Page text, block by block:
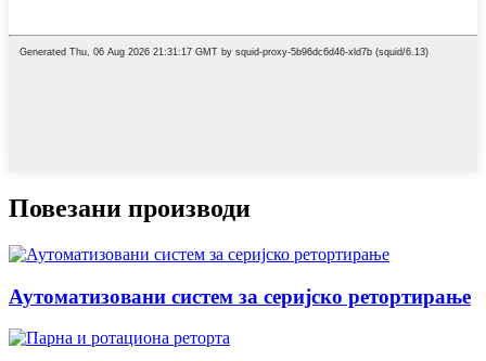
Повезани производи
Аутоматизовани систем за серијско ретортирање